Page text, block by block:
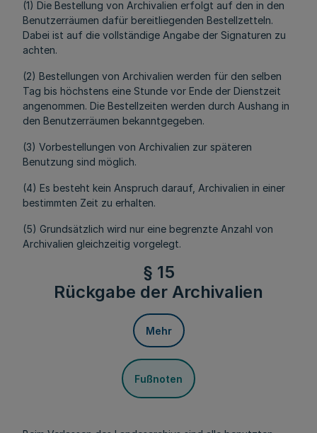
(1) Die Bestellung von Archivalien erfolgt auf den in den
Benutzerräumen dafür bereitliegenden Bestellzetteln.
Dabei ist auf die vollständige Angabe der Signaturen zu
achten.
(2) Bestellungen von Archivalien werden für den selben
Tag bis höchstens eine Stunde vor Ende der Dienstzeit
angenommen. Die Bestellzeiten werden durch Aushang in
den Benutzerräumen bekanntgegeben.
(3) Vorbestellungen von Archivalien zur späteren
Benutzung sind möglich.
(4) Es besteht kein Anspruch darauf, Archivalien in einer
bestimmten Zeit zu erhalten.
(5) Grundsätzlich wird nur eine begrenzte Anzahl von
Archivalien gleichzeitig vorgelegt.
§ 15
Rückgabe der Archivalien
Mehr
Fußnoten